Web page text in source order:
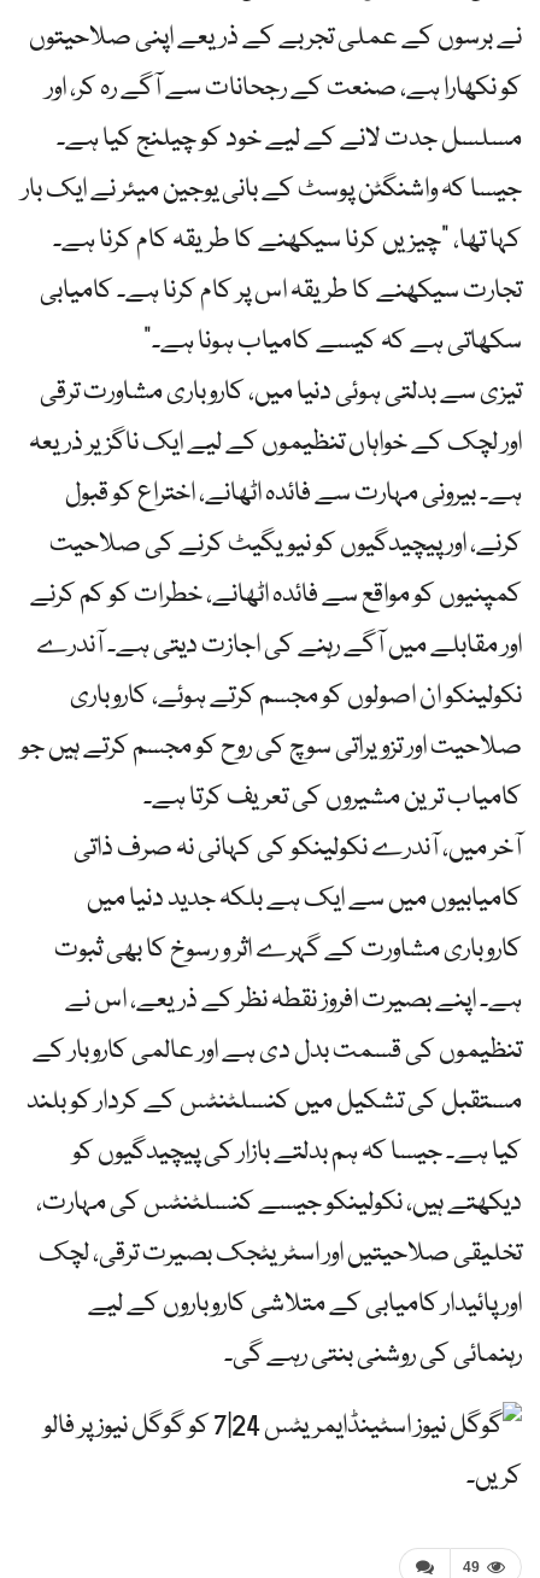
نے برسوں کے عملی تجربے کے ذریعے اپنی صلاحیتوں
کو نکھارا ہے، صنعت کے رجحانات سے آگے رہ کر، اور
مسلسل جدت لانے کے لیے خود کو چیلنج کیا ہے۔
جیسا کہ واشنگٹن پوسٹ کے بانی یوجین میئر نے ایک بار
کہا تھا، "چیزیں کرنا سیکھنے کا طریقہ کام کرنا ہے۔
تجارت سیکھنے کا طریقہ اس پر کام کرنا ہے۔ کامیابی
سکھاتی ہے کہ کیسے کامیاب ہونا ہے۔”
تیزی سے بدلتی ہوئی دنیا میں، کاروباری مشاورت ترقی
اور لچک کے خواہاں تنظیموں کے لیے ایک ناگزیر ذریعہ
ہے۔ بیرونی مہارت سے فائدہ اٹھانے، اختراع کو قبول
کرنے، اور پیچیدگیوں کو نیویگیٹ کرنے کی صلاحیت
کمپنیوں کو مواقع سے فائدہ اٹھانے، خطرات کو کم کرنے
اور مقابلے میں آگے رہنے کی اجازت دیتی ہے۔ آندرے
نکولینکو ان اصولوں کو مجسم کرتے ہوئے، کاروباری
صلاحیت اور تزویراتی سوچ کی روح کو مجسم کرتے ہیں جو
کامیاب ترین مشیروں کی تعریف کرتا ہے۔
آخر میں، آندرے نکولینکو کی کہانی نہ صرف ذاتی
کامیابیوں میں سے ایک ہے بلکہ جدید دنیا میں
کاروباری مشاورت کے گہرے اثر و رسوخ کا بھی ثبوت
ہے۔ اپنے بصیرت افروز نقطہ نظر کے ذریعے، اس نے
تنظیموں کی قسمت بدل دی ہے اور عالمی کاروبار کے
مستقبل کی تشکیل میں کنسلٹنٹس کے کردار کو بلند
کیا ہے۔ جیسا کہ ہم بدلتے بازار کی پیچیدگیوں کو
دیکھتے ہیں، نکولینکو جیسے کنسلٹنٹس کی مہارت،
تخلیقی صلاحیتیں اور اسٹریٹجک بصیرت ترقی، لچک
اور پائیدار کامیابی کے متلاشی کاروباروں کے لیے
رہنمائی کی روشنی بنتی رہے گی۔
ایمریٹس 24|7 کو گوگل نیوز پر فالو
کریں۔
49